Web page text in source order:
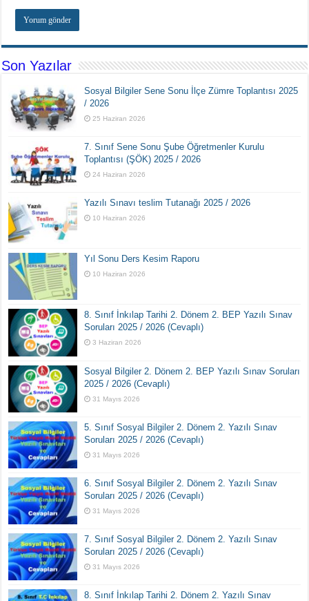
Son Yazılar
Sosyal Bilgiler Sene Sonu İlçe Zümre Toplantısı 2025
/ 2026
25 Haziran 2026
7. Sınıf Sene Sonu Şube Öğretmenler Kurulu
Toplantısı (ŞÖK) 2025 / 2026
24 Haziran 2026
Yazılı Sınavı teslim Tutanağı 2025 / 2026
10 Haziran 2026
Yıl Sonu Ders Kesim Raporu
10 Haziran 2026
8. Sınıf İnkılap Tarihi 2. Dönem 2. BEP Yazılı Sınav
Soruları 2025 / 2026 (Cevaplı)
3 Haziran 2026
Sosyal Bilgiler 2. Dönem 2. BEP Yazılı Sınav Soruları
2025 / 2026 (Cevaplı)
31 Mayıs 2026
5. Sınıf Sosyal Bilgiler 2. Dönem 2. Yazılı Sınav
Soruları 2025 / 2026 (Cevaplı)
31 Mayıs 2026
6. Sınıf Sosyal Bilgiler 2. Dönem 2. Yazılı Sınav
Soruları 2025 / 2026 (Cevaplı)
31 Mayıs 2026
7. Sınıf Sosyal Bilgiler 2. Dönem 2. Yazılı Sınav
Soruları 2025 / 2026 (Cevaplı)
31 Mayıs 2026
8. Sınıf İnkılap Tarihi 2. Dönem 2. Yazılı Sınav